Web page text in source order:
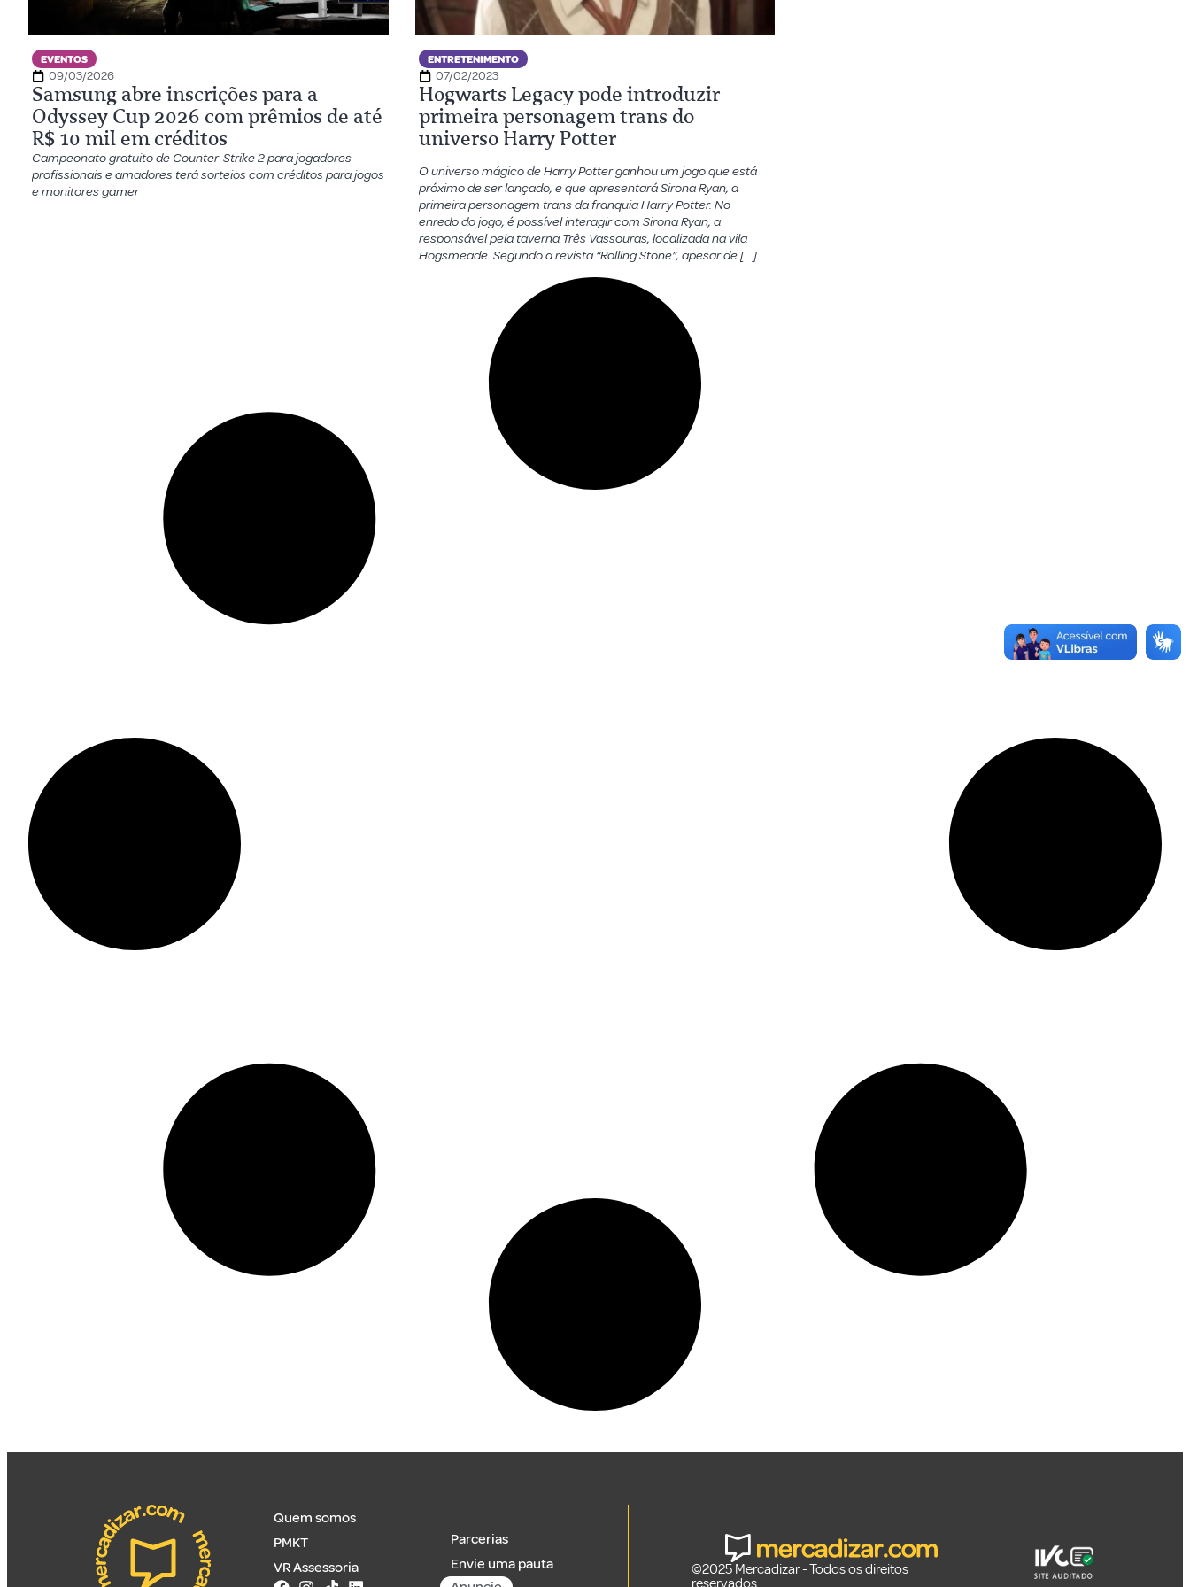
EVENTOS
09/03/2026
Samsung abre inscrições para a
Odyssey Cup 2026 com prêmios de até
R$ 10 mil em créditos
Campeonato gratuito de Counter-Strike 2 para jogadores
profissionais e amadores terá sorteios com créditos para jogos
e monitores gamer
ENTRETENIMENTO
07/02/2023
Hogwarts Legacy pode introduzir
primeira personagem trans do
universo Harry Potter
O universo mágico de Harry Potter ganhou um jogo que está
próximo de ser lançado, e que apresentará Sirona Ryan, a
primeira personagem trans da franquia Harry Potter. No
enredo do jogo, é possível interagir com Sirona Ryan, a
responsável pela taverna Três Vassouras, localizada na vila
Hogsmeade. Segundo a revista “Rolling Stone”, apesar de […]
Quem somos
PMKT
VR Assessoria
Parcerias
Envie uma pauta
©2025 Mercadizar - Todos os direitos